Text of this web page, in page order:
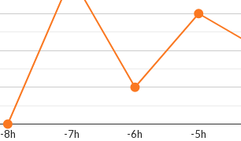
-8h -7h -6h -5h